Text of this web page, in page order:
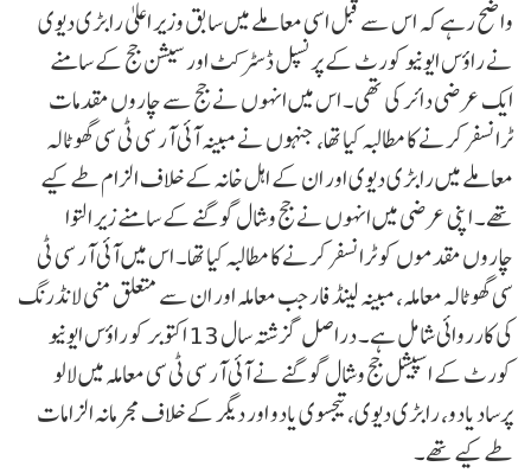
واضح رہے کہ اس سے قبل اسی معاملے میں سابق وزیر اعلیٰ رابڑی دیوی
نے راؤس ایونیو کورٹ کے پرنسپل ڈسٹرکٹ اور سیشن جج کے سامنے
ایک عرضی دائر کی تھی۔ اس میں انہوں نے جج سے چاروں مقدمات
ٹرانسفر کرنے کا مطالبہ کیا تھا، جنہوں نے مبینہ آئی آر سی ٹی سی گھوٹالہ
معاملے میں رابڑی دیوی اور ان کے اہل خانہ کے خلاف الزام طے کیے
تھے۔ اپنی عرضی میں انہوں نے جج وشال گوگنے کے سامنے زیر التوا
چاروں مقدموں کو ٹرانسفر کرنے کا مطالبہ کیا تھا۔ اس میں آئی آر سی ٹی
سی گھوٹالہ معاملہ، مبینہ لینڈ فار جب معاملہ اور ان سے متعلق منی لانڈرنگ
کی کارروائی شامل ہے۔ دراصل گزشتہ سال 13 اکتوبر کو راؤس ایونیو
کورٹ کے اسپیشل جج وشال گوگنے نے آئی آر سی ٹی سی معاملہ میں لالو
پرساد یادو، رابڑی دیوی، تیجسوی یادو اور دیگر کے خلاف مجرمانہ الزامات
طے کیے تھے۔